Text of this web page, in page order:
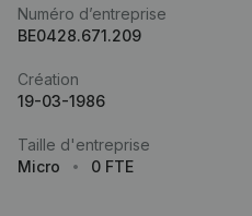
Numéro d’entreprise
BE0428.671.209
Création
19-03-1986
Taille d'entreprise
Micro
0 FTE